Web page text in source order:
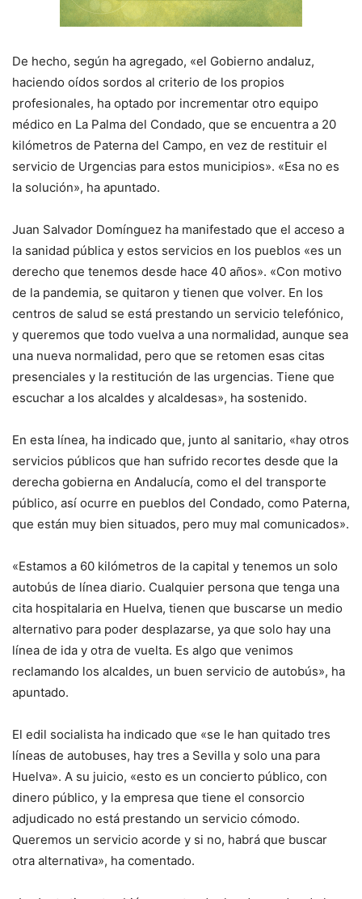
De hecho, según ha agregado, «el Gobierno andaluz,
haciendo oídos sordos al criterio de los propios
profesionales, ha optado por incrementar otro equipo
médico en La Palma del Condado, que se encuentra a 20
kilómetros de Paterna del Campo, en vez de restituir el
servicio de Urgencias para estos municipios». «Esa no es
la solución», ha apuntado.
Juan Salvador Domínguez ha manifestado que el acceso a
la sanidad pública y estos servicios en los pueblos «es un
derecho que tenemos desde hace 40 años». «Con motivo
de la pandemia, se quitaron y tienen que volver. En los
centros de salud se está prestando un servicio telefónico,
y queremos que todo vuelva a una normalidad, aunque sea
una nueva normalidad, pero que se retomen esas citas
presenciales y la restitución de las urgencias. Tiene que
escuchar a los alcaldes y alcaldesas», ha sostenido.
En esta línea, ha indicado que, junto al sanitario, «hay otros
servicios públicos que han sufrido recortes desde que la
derecha gobierna en Andalucía, como el del transporte
público, así ocurre en pueblos del Condado, como Paterna,
que están muy bien situados, pero muy mal comunicados».
«Estamos a 60 kilómetros de la capital y tenemos un solo
autobús de línea diario. Cualquier persona que tenga una
cita hospitalaria en Huelva, tienen que buscarse un medio
alternativo para poder desplazarse, ya que solo hay una
línea de ida y otra de vuelta. Es algo que venimos
reclamando los alcaldes, un buen servicio de autobús», ha
apuntado.
El edil socialista ha indicado que «se le han quitado tres
líneas de autobuses, hay tres a Sevilla y solo una para
Huelva». A su juicio, «esto es un concierto público, con
dinero público, y la empresa que tiene el consorcio
adjudicado no está prestando un servicio cómodo.
Queremos un servicio acorde y si no, habrá que buscar
otra alternativa», ha comentado.